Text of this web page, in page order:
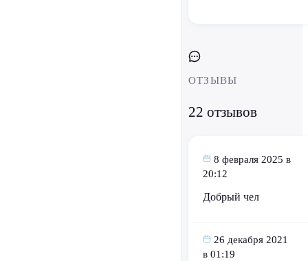
ОТЗЫВЫ
22 отзывов
8 февраля 2025 в
20:12
Добрый чел
26 декабря 2021
в 01:19